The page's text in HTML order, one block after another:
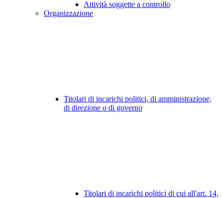
Attività soggette a controllo
Organizzazione
Titolari di incarichi politici, di amministrazione,
di direzione o di governo
Titolari di incarichi politici di cui all'art. 14,